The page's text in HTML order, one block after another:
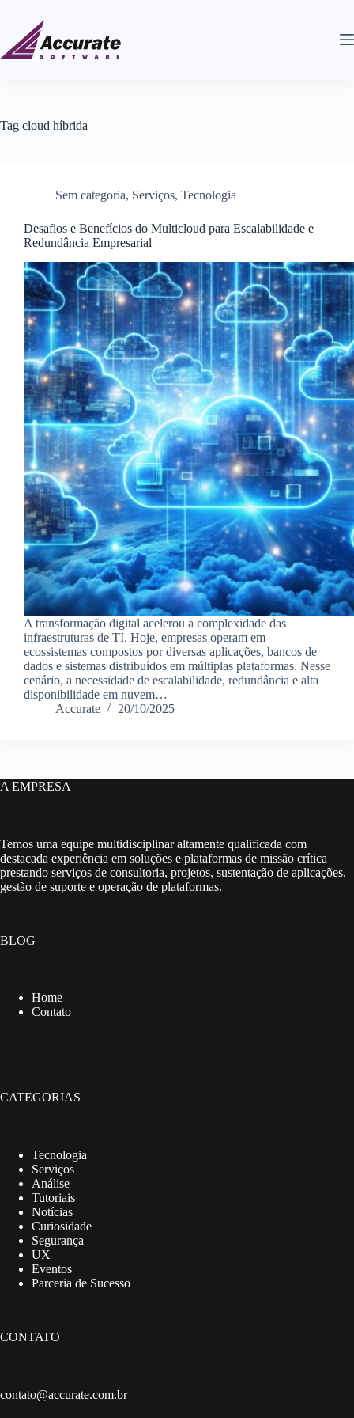
Tag cloud híbrida
Sem categoria, Serviços, Tecnologia
Desafios e Benefícios do Multicloud para Escalabilidade e
Redundância Empresarial
A transformação digital acelerou a complexidade das
infraestruturas de TI. Hoje, empresas operam em
ecossistemas compostos por diversas aplicações, bancos de
dados e sistemas distribuídos em múltiplas plataformas. Nesse
cenário, a necessidade de escalabilidade, redundância e alta
disponibilidade em nuvem…
Accurate
20/10/2025
A EMPRESA
Temos uma equipe multidisciplinar altamente qualificada com
destacada experiência em soluções e plataformas de missão crítica
prestando serviços de consultoria, projetos, sustentação de aplicações,
gestão de suporte e operação de plataformas.
BLOG
Home
Contato
CATEGORIAS
Tecnologia
Serviços
Análise
Tutoriais
Notícias
Curiosidade
Segurança
UX
Eventos
Parceria de Sucesso
CONTATO
contato@accurate.com.br